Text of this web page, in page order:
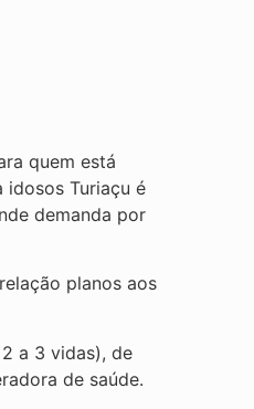
quem está
idosos Turiaçu é
demanda por
planos aos
a 3 vidas), de
de saúde.